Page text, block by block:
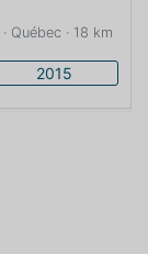
· Québec · 18 km
2015